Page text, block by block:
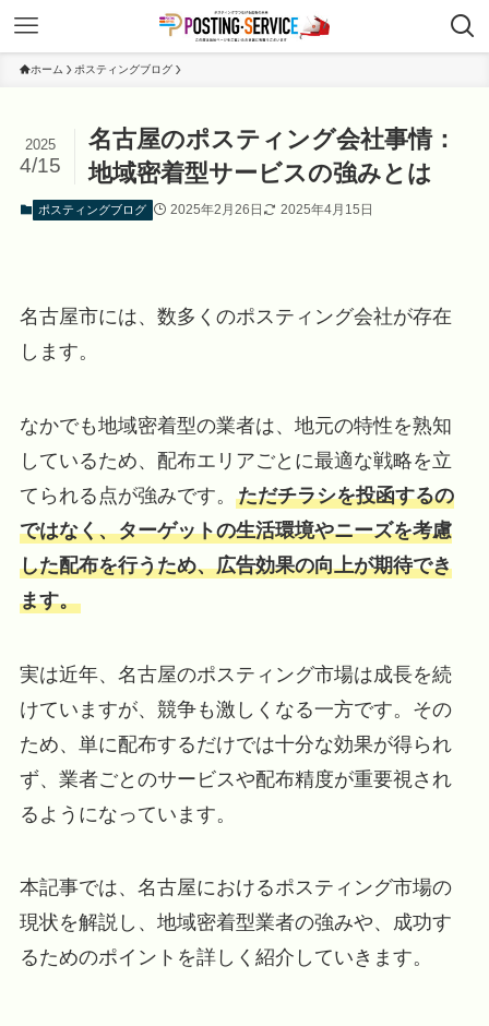
ホーム ポスティングブログ
名古屋のポスティング会社事情：
地域密着型サービスの強みとは
2025
4/15
ポスティングブログ 2025年2月26日 2025年4月15日
名古屋市には、数多くのポスティング会社が存在
します。
なかでも地域密着型の業者は、地元の特性を熟知
しているため、配布エリアごとに最適な戦略を立
てられる点が強みです。 ただチラシを投函するの
ではなく、ターゲットの生活環境やニーズを考慮
した配布を行うため、広告効果の向上が期待でき
ます。
実は近年、名古屋のポスティング市場は成長を続
けていますが、競争も激しくなる一方です。その
ため、単に配布するだけでは十分な効果が得られ
ず、業者ごとのサービスや配布精度が重要視され
るようになっています。
本記事では、名古屋におけるポスティング市場の
現状を解説し、地域密着型業者の強みや、成功す
るためのポイントを詳しく紹介していきます。